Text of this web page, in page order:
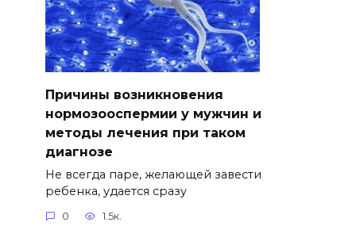
Причины возникновения
нормозооспермии у мужчин и
методы лечения при таком
диагнозе
Не всегда паре, желающей завести
ребенка, удается сразу
0 1.5к.